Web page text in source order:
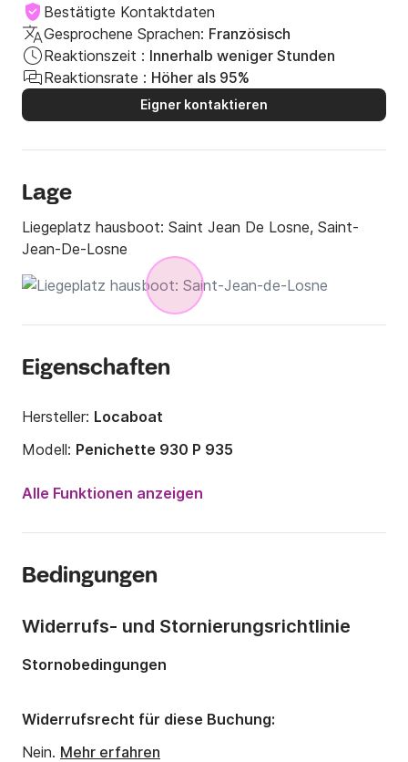
Bestätigte Kontaktdaten
Gesprochene Sprachen: Französisch
Reaktionszeit : Innerhalb weniger Stunden
Reaktionsrate : Höher als 95%
Eigner kontaktieren
Lage
Liegeplatz hausboot: Saint Jean De Losne, Saint-
Jean-De-Losne
Eigenschaften
Hersteller: Locaboat
Modell: Penichette 930 P 935
Tiefgang:0m
Anzahl Schlafplätze:
Anzahl Badezimmer:
Alle Funktionen anzeigen
Bedingungen
Widerrufs- und Stornierungsrichtlinie
Stornobedingungen
Widerrufsrecht für diese Buchung:
Nein. Mehr erfahren